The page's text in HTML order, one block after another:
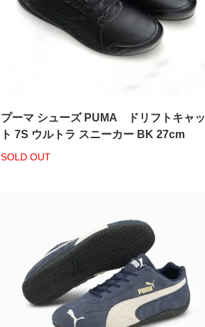
プーマ シューズ PUMA ドリフトキャッ
ト 7S ウルトラ スニーカー BK 27cm
SOLD OUT